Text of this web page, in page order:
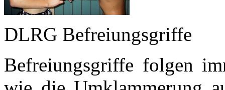
DLRG Befreiungsgriffe
Befreiungsgriffe folgen